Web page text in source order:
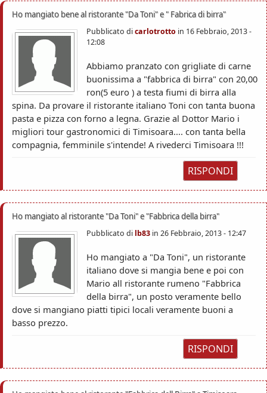
Ho mangiato bene al ristorante "Da Toni" e " Fabrica di birra"
Pubblicato dicarlotrotto in 16 Febbraio, 2013 -
12:08
Abbiamo pranzato con grigliate di carne
buonissima a "fabbrica di birra" con 20,00
ron(5 euro ) a testa fiumi di birra alla
spina. Da provare il ristorante italiano Toni con tanta buona
pasta e pizza con forno a legna. Grazie al Dottor Mario i
migliori tour gastronomici di Timisoara.... con tanta bella
compagnia, femminile s'intende! A rivederci Timisoara !!!
RISPONDI
Ho mangiato al ristorante "Da Toni" e "Fabbrica della birra"
Pubblicato di lb83 in 26 Febbraio, 2013 - 12:47
Ho mangiato a "Da Toni", un ristorante
italiano dove si mangia bene e poi con
Mario all ristorante rumeno "Fabbrica
della birra", un posto veramente bello
dove si mangiano piatti tipici locali veramente buoni a
basso prezzo.
RISPONDI